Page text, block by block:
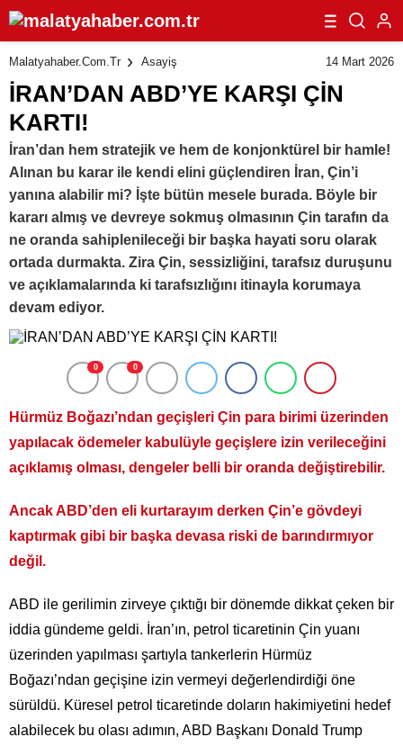
Malatyahaber.com.tr Asayiş 14 Mart 2026
İRAN’DAN ABD’YE KARŞI ÇİN
KARTI!
İran’dan hem stratejik ve hem de konjonktürel bir hamle!
Alınan bu karar ile kendi elini güçlendiren İran, Çin’i
yanına alabilir mi? İşte bütün mesele burada. Böyle bir
kararı almış ve devreye sokmuş olmasının Çin tarafın da
ne oranda sahiplenileceği bir başka hayati soru olarak
ortada durmakta. Zira Çin, sessizliğini, tarafsız duruşunu
ve açıklamalarında ki tarafsızlığını itinayla korumaya
devam ediyor.
0 0
Hürmüz Boğazı’ndan geçişleri Çin para birimi üzerinden
yapılacak ödemeler kabulüyle geçişlere izin verileceğini
açıklamış olması, dengeler belli bir oranda değiştirebilir.
Ancak ABD’den eli kurtarayım derken Çin’e gövdeyi
kaptırmak gibi bir başka devasa riski de barındırmıyor
değil.
ABD ile gerilimin zirveye çıktığı bir dönemde dikkat çeken bir
iddia gündeme geldi. İran’ın, petrol ticaretinin Çin yuanı
üzerinden yapılması şartıyla tankerlerin Hürmüz
Boğazı’ndan geçişine izin vermeyi değerlendirdiği öne
sürüldü. Küresel petrol ticaretinde doların hakimiyetini hedef
alabilecek bu olası adımın, ABD Başkanı Donald Trump